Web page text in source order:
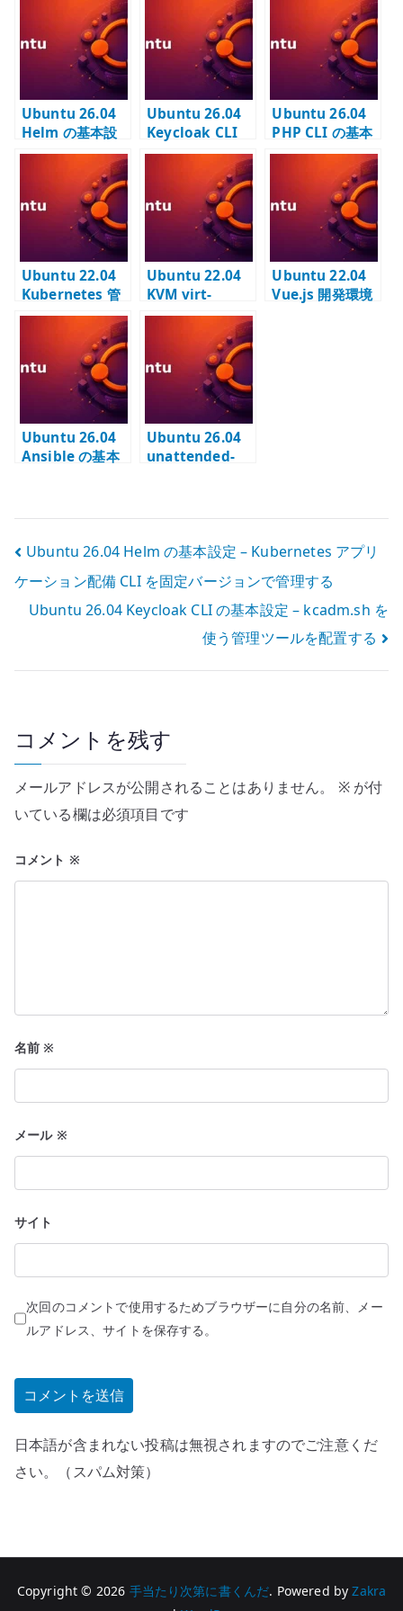
r
Ubuntu 26.04
Helm の基本設
定 –
Kubernetes ア
プリケーション
配備 CLI を固定
バージョンで管
Ubuntu 26.04
Keycloak CLI
の基本設定 –
kcadm.sh を使
う管理ツールを
配置する
Ubuntu 26.04
PHP CLI の基本
設定 – 管理コマ
ンドと拡張モジ
ュールを確認す
る
Ubuntu 22.04
Kubernetes 管
理ツールのイン
kubectl / Helm
/ calicoctl の使
い分け
Ubuntu 22.04
KVM virt-
install – CLI で
仮想マシンを作
Ubuntu 22.04
Vue.js 開発環境
Ubuntu 26.04
Ansible の基本
Ubuntu 26.04
unattended-
投
稿
ナ
ビ
ー
シ
ョ
ン
Ubuntu 26.04 Helm の基本設定 – Kubernetes アプリ
ケーション配備 CLI を固定バージョンで管理する
Ubuntu 26.04 Keycloak CLI の基本設定 – kcadm.sh を
使う管理ツールを配置する
コメントを残す
メールアドレスが公開されることはありません。 ※が付
いている欄は必須項目です
コメント ※
名前※
メール ※
サイト
次回のコメントで使用するためブラウザーに自分の名前、メー
ルアドレス、サイトを保存する。
日本語が含まれない投稿は無視されますのでご注意くだ
さい。（スパム対策）
Copyright © 2026 手当たり次第に書くんだ. Powered byZakra